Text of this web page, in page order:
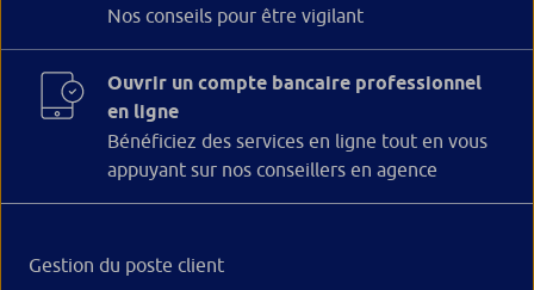
Nos conseils pour être vigilant
Ouvrir un compte bancaire professionnel
en ligne
Bénéficiez des services en ligne tout en vous
appuyant sur nos conseillers en agence
Gestion du poste client